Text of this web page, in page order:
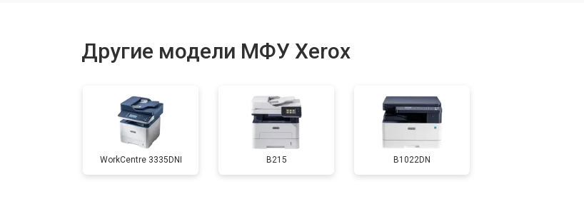
Замена каретки
Замена Wi-Fi
Другие модели МФУ Xerox
WorkCentre 3335DNI B215 B1022DN